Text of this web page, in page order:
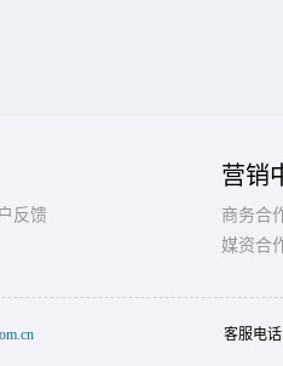
反馈
营销
商务合
媒资合
客服电